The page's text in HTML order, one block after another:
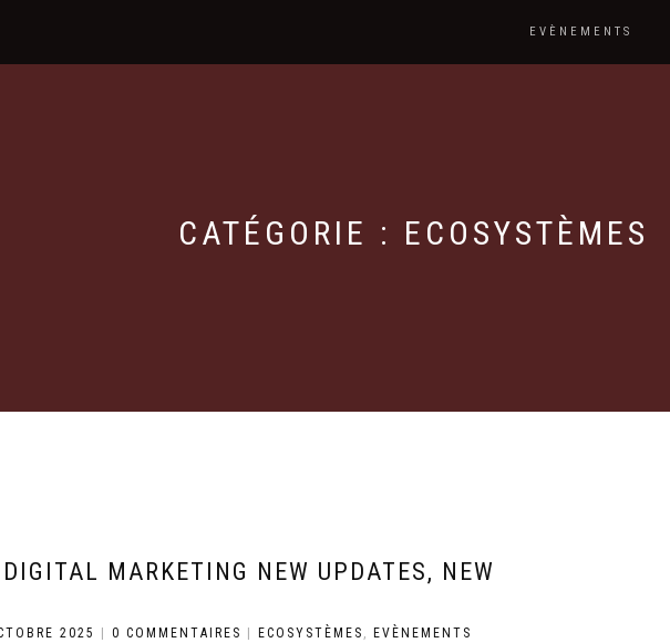
EVÈNEMENTS
CATÉGORIE : ECOSYSTÈMES
MARKETING NEW UPDATES, NEW
2025 0 COMMENTAIRES ECOSYSTÈMES , EVÈNEMENTS